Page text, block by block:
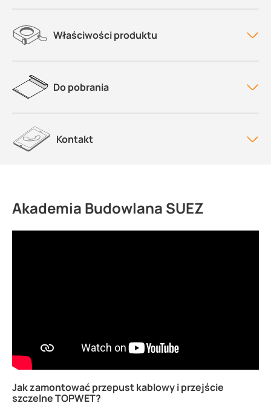
Właściwości produktu
Do pobrania
Kontakt
Akademia Budowlana SUEZ
Jak zamontować przepust kablowy i przejście
szczelne TOPWET?